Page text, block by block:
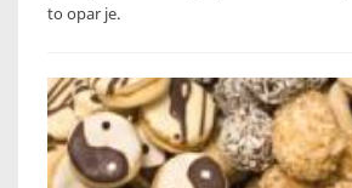
to opar je.